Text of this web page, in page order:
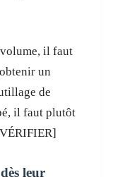
il faut
un
de
il faut plutôt
leur